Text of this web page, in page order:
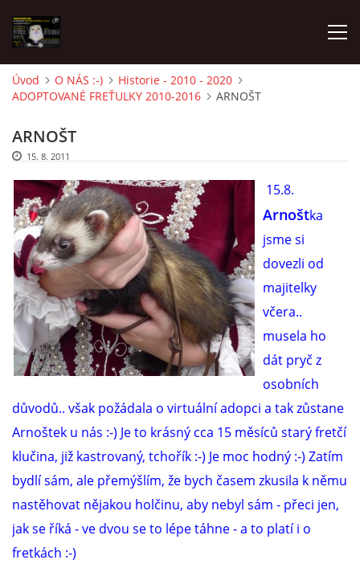
AKTUALITY
FRETKY V ÚTULKU
K ADOPCI
V PÉČI
VIRTUÁLNÍ ADOPCE
V NOVÝCH DOMOVECH
DFD - DOMOV FRETČÍCH DŮCHODCŮ
PODMÍNKY PŘEVZETÍ FRETKY.
O FRETCE
Úvod O NÁS :-)
Historie - 2010 - 2020
ADOPTOVANÉ FREŤULKY 2010-2016
ARNOŠT
ARNOŠT
15. 8. 2011
15.8.
Arnoštka
jsme si
dovezli od
majitelky
včera..
musela ho
dát pryč z
osobních
důvodů.. však požádala o virtuální adopci a tak zůstane
Arnoštek u nás :-) Je to krásný cca 15 měsíců starý fretčí
klučina, již kastrovaný, tchořík :-) Je moc hodný :-) Zatím
bydlí sám, ale přemýšlím, že bych časem zkusila k němu
nastěhovat nějakou holčinu, aby nebyl sám - přeci jen,
jak se říká - ve dvou se to lépe táhne - a to platí i o
fretkách :-)